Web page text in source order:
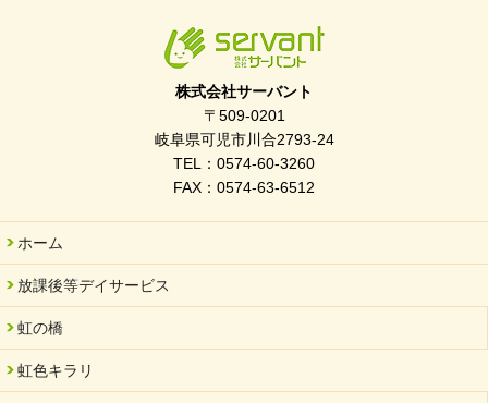
令和7年度 岐阜県スポーツ賞「FC Bombonera」
岐阜県「働いてもらい方改革」優良事例集に掲載されました
2025/06/10
未来会議 in 可児市 「斉藤まさゆき」
2025/05/07
2025年6月中旬 OPEN 放課後等デイサービス「Fc Bombo
株式会社サーバント
〒509-0201
岐阜県可児市川合2793-24
TEL：0574-60-3260
FAX：0574-63-6512
ホーム
放課後等デイサービス
虹の橋
虹色キラリ